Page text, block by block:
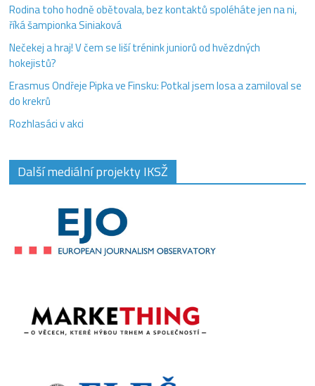
Rodina toho hodně obětovala, bez kontaktů spoléháte jen na ni,
říká šampionka Siniaková
Nečekej a hraj! V čem se liší trénink juniorů od hvězdných
hokejistů?
Erasmus Ondřeje Pipka ve Finsku: Potkal jsem losa a zamiloval se
do krekrů
Rozhlasáci v akci
Další mediální projekty IKSŽ